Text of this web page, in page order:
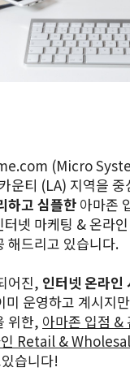
(Micro
운티 (LA) 지역을
하고 심플한 아마존
넷 마케팅 & 온라
해드리고 있습니다.
어진, 인터넷 온라인
운영하고 계시지
위한, 아마존 입점 &
Retail &
습니다!